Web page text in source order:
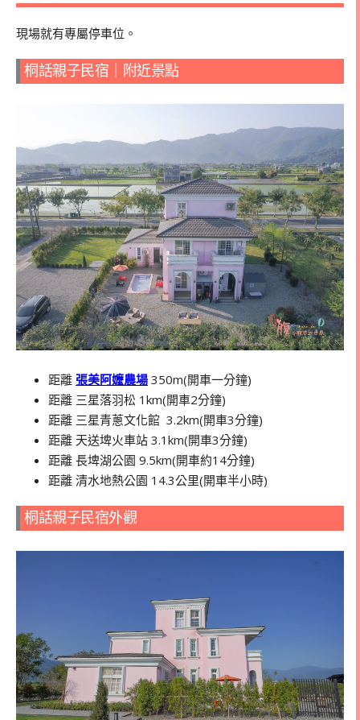
現場就有專屬停車位。
桐話親子民宿｜附近景點
距離 張美阿嬤農場 350m(開車一分鐘)
距離 三星落羽松 1km(開車2分鐘)
距離 三星青蔥文化館 3.2km(開車3分鐘)
距離 天送埤火車站 3.1km(開車3分鐘)
距離 長埤湖公園 9.5km(開車約14分鐘)
距離 清水地熱公園 14.3公里(開車半小時)
桐話親子民宿外觀